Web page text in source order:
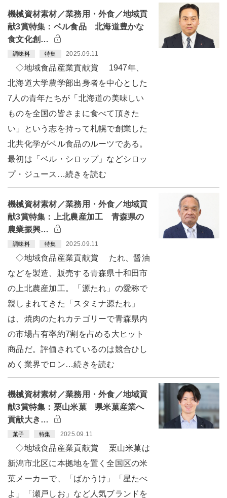
機械資材素材／業務用・外食／地域貢
献3賞特集：ベル食品 北海道豊かな
食文化創…
調味料 特集 2025.09.11
◇地域食品産業貢献賞 1947年、
北海道大学農学部出身者を中心とした
7人の青年たちが「北海道の美味しい
ものを全国の皆さまに食べて頂きた
い」という志を持って札幌で創業した
北共化学がベル食品のルーツである。
最初は「ベル・シロップ」などシロッ
プ・ジュース…続きを読む
機械資材素材／業務用・外食／地域貢
献3賞特集：上北農産加工 青森県の
農業振興…
調味料 特集 2025.09.11
◇地域食品産業貢献賞 たれ、醤油
などを製造、販売する青森県十和田市
の上北農産加工。「源たれ」の愛称で
親しまれてきた「スタミナ源たれ」
は、焼肉のたれカテゴリーで青森県内
の市場占有率約7割を占める大ヒット
商品だ。評価されているのは競合ひし
めく業界でロン…続きを読む
機械資材素材／業務用・外食／地域貢
献3賞特集：栗山米菓 県米菓産業へ
貢献大き…
菓子 特集 2025.09.11
◇地域食品産業貢献賞 栗山米菓は
新潟市北区に本拠地を置く全国区の米
菓メーカーで、「ばかうけ」「星たべ
よ」「瀬戸しお」など人気ブランドを